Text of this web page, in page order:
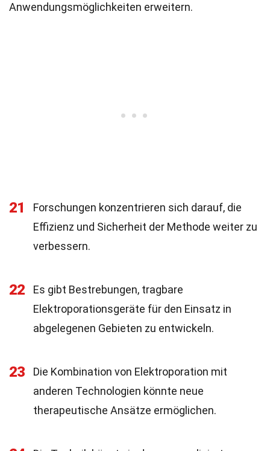
Anwendungsmöglichkeiten erweitern.
21
Forschungen konzentrieren sich darauf, die
Effizienz und Sicherheit der Methode weiter zu
verbessern.
22
Es gibt Bestrebungen, tragbare
Elektroporationsgeräte für den Einsatz in
abgelegenen Gebieten zu entwickeln.
23
Die Kombination von Elektroporation mit
anderen Technologien könnte neue
therapeutische Ansätze ermöglichen.